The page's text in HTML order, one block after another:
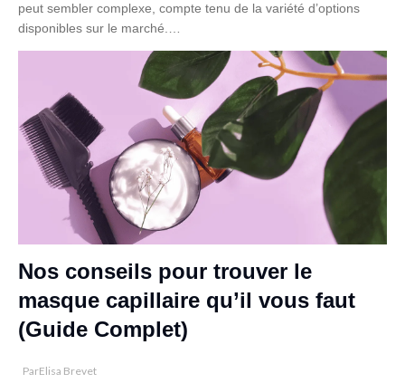
peut sembler complexe, compte tenu de la variété d’options
disponibles sur le marché.…
Nos conseils pour trouver le
masque capillaire qu’il vous faut
(Guide Complet)
ParElisa Brevet